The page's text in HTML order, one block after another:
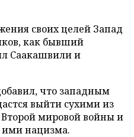
своих целей Запад
как бывший
Саакашвили и
что западным
выйти сухими из
мировой войны и
ими нацизма.